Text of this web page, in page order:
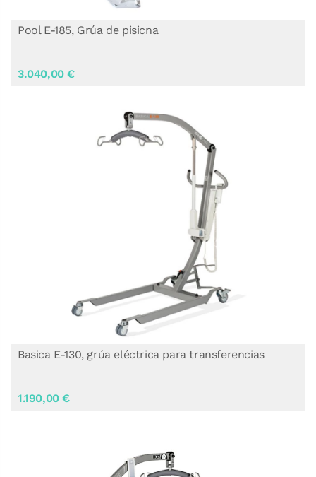
Basica E-130, grúa eléctrica para transferencias
1.190,00 €
Pool E-185, Grúa de pisicna
3.040,00 €